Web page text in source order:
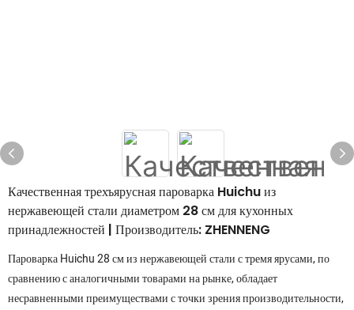
Качественная трехъярусная пароварка Huichu из
нержавеющей стали диаметром 28 см для кухонных
принадлежностей | Производитель: ZHENNENG
Пароварка Huichu 28 см из нержавеющей стали с тремя ярусами, по
сравнению с аналогичными товарами на рынке, обладает
несравненными преимуществами с точки зрения производительности,